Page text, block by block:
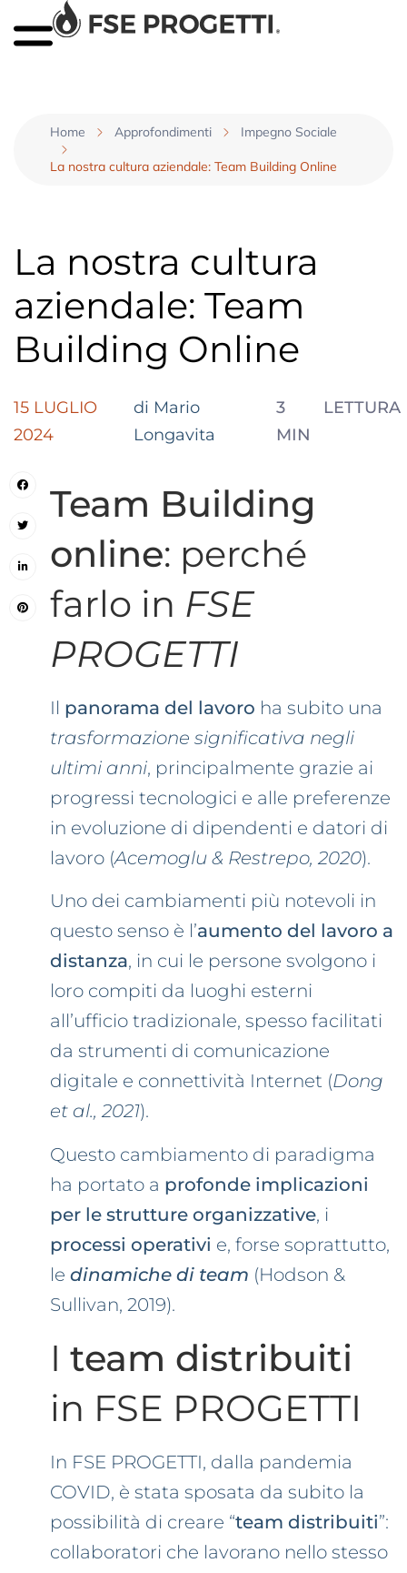
Home Approfondimenti Impegno Sociale
La nostra cultura aziendale: Team Building Online
La nostra cultura
aziendale: Team
Building Online
15 LUGLIO
2024
di Mario
Longavita
3
MIN
LETTURA
Team Building
online: perché
farlo in FSE
PROGETTI
Il panorama del lavoro ha subito una
trasformazione significativa negli
ultimi anni, principalmente grazie ai
progressi tecnologici e alle preferenze
in evoluzione di dipendenti e datori di
lavoro (Acemoglu & Restrepo, 2020).
Uno dei cambiamenti più notevoli in
questo senso è l’aumento del lavoro a
distanza, in cui le persone svolgono i
loro compiti da luoghi esterni
all’ufficio tradizionale, spesso facilitati
da strumenti di comunicazione
digitale e connettività Internet (Dong
et al., 2021).
Questo cambiamento di paradigma
ha portato a profonde implicazioni
per le strutture organizzative, i
processi operativi e, forse soprattutto,
le dinamiche di team (Hodson &
Sullivan, 2019).
I team distribuiti
in FSE PROGETTI
In FSE PROGETTI, dalla pandemia
COVID, è stata sposata da subito la
possibilità di creare “team distribuiti”:
collaboratori che lavorano nello stesso